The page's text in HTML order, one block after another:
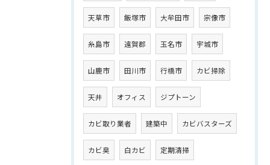
天草市 飯塚市 大牟田市 宗像市
糸島市 遠賀郡 玉名市 宇城市
山鹿市 田川市 行橋市 カビ掃除
天井 オフィス ジプトーン
カビ取り業者 建築中 カビバスターズ
カビ臭 白カビ 定期清掃